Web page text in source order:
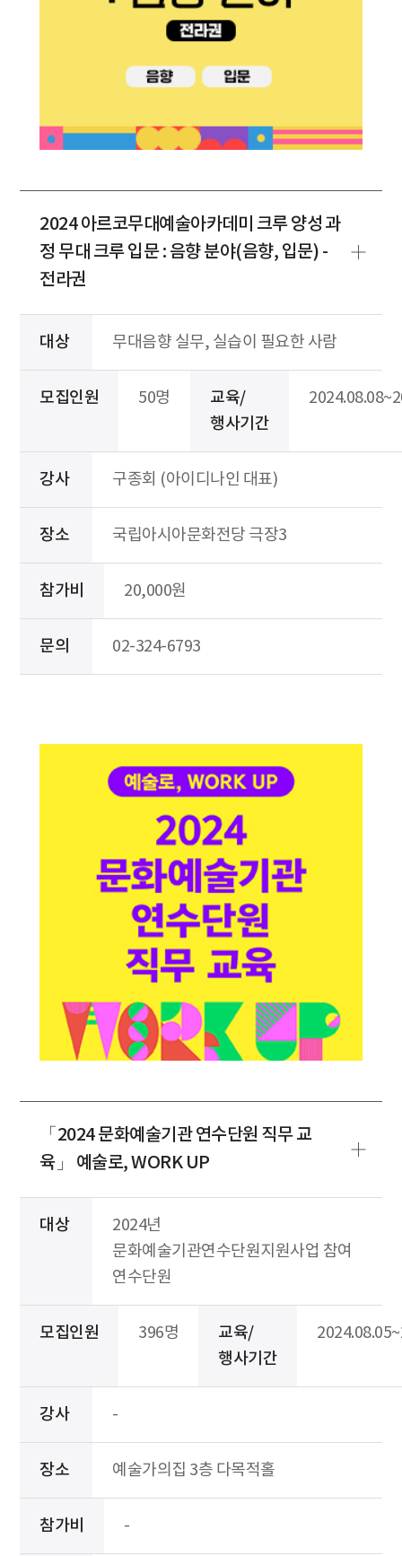
2024 아르코무대예술아카데미 크루 양성 과
정 무대 크루 입문 : 음향 분야(음향, 입문) -
전라권
대상 무대음향 실무, 실습이 필요한 사람
모집인원 50명
교육/
행사기간
강사 구종회 (아이디나인 대표)
장소 국립아시아문화전당 극장3
참가비 20,000원
문의 02-324-6793
「2024 문화예술기관 연수단원 직무 교
육」 예술로, WORK UP
대상
2024년
문화예술기관연수단원지원사업 참여
연수단원
모집인원 396명
교육/
행사기간
강사 -
장소 예술가의집 3층 다목적홀
참가비 -